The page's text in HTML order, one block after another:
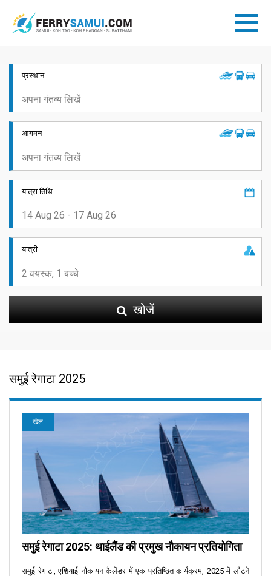
प्रस्थान
आगमन
यात्रा तिथि
यात्री
खोजें
समुई रेगाटा 2025
खेल
समुई रेगाटा 2025: थाईलैंड की प्रमुख नौकायन प्रतियोगिता
समुई रेगाटा, एशियाई नौकायन कैलेंडर में एक प्रतिष्ठित कार्यक्रम, 2025 में लौटने